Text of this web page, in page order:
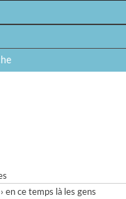
›en ce temps là les gens